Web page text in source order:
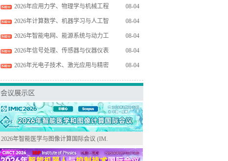
2026年应用力学、物理学与机械工程 08-04
2026年计算数学、机器学习与人工智 08-04
2026年智能电网、能源系统与动力工 08-04
2026年信号处理、传感器与仪器仪表 08-04
2026年光电子技术、激光应用与精密 08-04
会议展示区
2026年智能医学与图像计算国际会议 (IM.